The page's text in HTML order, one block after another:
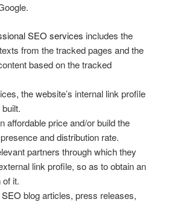
SEO services includes the
from the tracked pages and the
based on the tracked
the website’s internal link profile
affordable price and/or build the
and distribution rate.
partners through which they
link profile, so as to obtain an
it.
SEO blog articles, press releases,